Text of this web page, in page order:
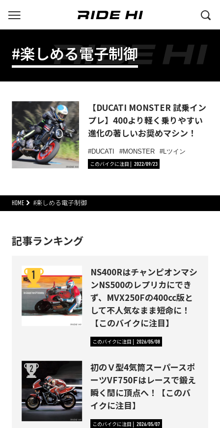
#楽しめる電子制御
【DUCATI MONSTER 試乗イン
プレ】400より軽く乗りやすい
進化の著しいお奨めマシン！
DUCATI MONSTER
Lツイン
このバイクに注目
2022/09/23
HOME #楽しめる電子制御
記事ランキング
NS400Rはチャンピオンマシ
ンNS500のレプリカにでき
ず、MVX250Fの400cc版と
して不人気なまま短命に！
【このバイクに注目】
このバイクに注目 2026/05/08
初のＶ型4気筒スーパースポ
ーツVF750Fはレースで鍛え
瞬く間に頂点へ！【このバ
イクに注目】
このバイクに注目 2026/05/07